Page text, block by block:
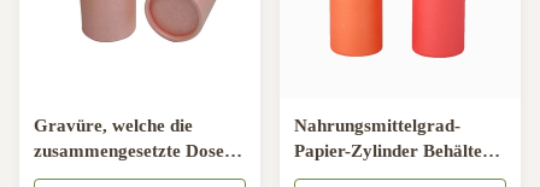
Gravüre, welche die
zusammengesetzte Dose
verpackt ODM
Nahrungsmittelgrad-
Papier-Zylinder Behälter
prägeartiges Drucken